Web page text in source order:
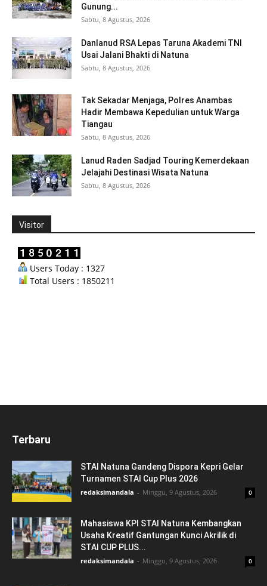
Gunung...
Sabtu, 8 Agustus, 2026
Danlanud RSA Lepas Taruna Akademi TNI
Usai Jalani Bhakti di Natuna
Sabtu, 8 Agustus, 2026
Tak Sekadar Menjaga, Polres Anambas
Hadir Membawa Kepedulian untuk Warga
Tiangau
Sabtu, 8 Agustus, 2026
Lanud Raden Sadjad Touring Kemerdekaan
Jelajahi Destinasi Wisata Natuna
Sabtu, 8 Agustus, 2026
Visitor
Users Today : 1327
Total Users : 1850211
Terbaru
STAI Natuna Gandeng Dispora Kepri Gelar
Turnamen STAI Cup Plus 2026
redaksimandala - Minggu, 9 Agustus, 2026 0
Mahasiswa KPI STAI Natuna Kembangkan
Usaha Kreatif Gantungan Kunci Akrilik di
STAI CUP PLUS...
redaksimandala - Minggu, 9 Agustus, 2026 0